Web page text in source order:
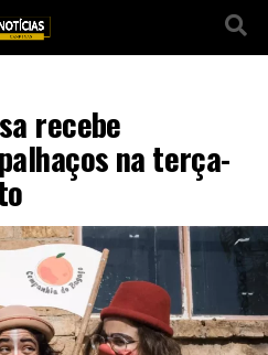
recebe
na terça-